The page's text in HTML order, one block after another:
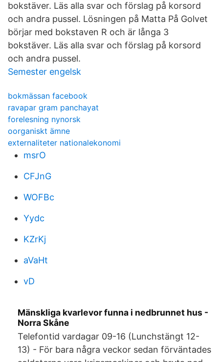
bokstäver. Läs alla svar och förslag på korsord
och andra pussel. Lösningen på Matta På Golvet
börjar med bokstaven R och är långa 3
bokstäver. Läs alla svar och förslag på korsord
och andra pussel.
Semester engelsk
bokmässan facebook
ravapar gram panchayat
forelesning nynorsk
oorganiskt ämne
externaliteter nationalekonomi
msrO
CFJnG
WOFBc
Yydc
KZrKj
aVaHt
vD
Mänskliga kvarlevor funna i nedbrunnet hus -
Norra Skåne
Telefontid vardagar 09-16 (Lunchstängt 12-
13) - För bara några veckor sedan förväntades